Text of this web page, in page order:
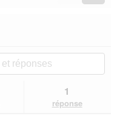
Reviews
1
réponse